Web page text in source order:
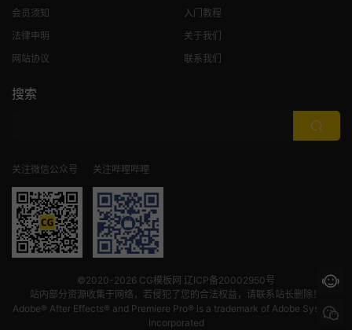
会员须知
法律申明
网站协议
入门教程
关于我们
联系我们
搜索
关注微信公众号 关注哔哩哔哩
©2020-2026 CG模板网 辽ICP备20002950号
站内部分资源收集于网络，若侵犯了您的合法权益，请联系站长删除！
Adobe® After Effects® and Premiere Pro® is a trademark of Adobe Systems
Incorporated